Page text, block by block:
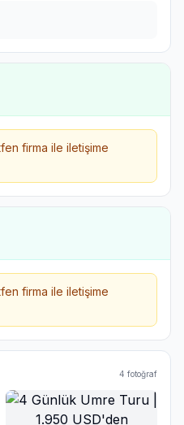
firma ile iletişime
firma ile iletişime
4 fotoğraf